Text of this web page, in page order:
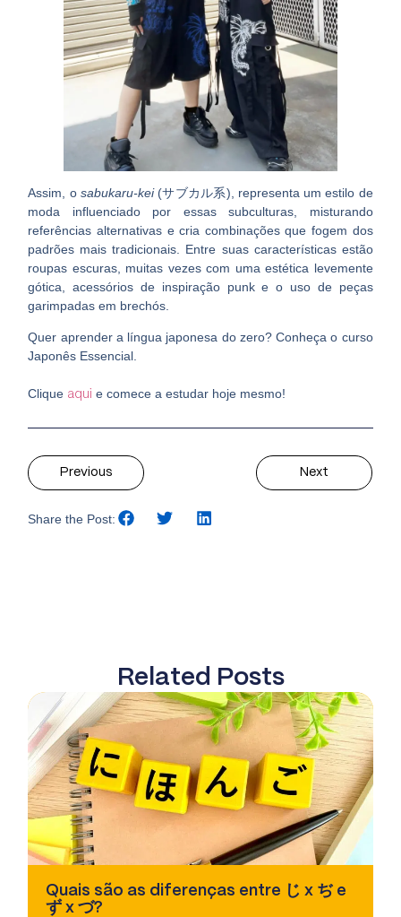
Assim, o sabukaru-kei(サブカル系), representa um estilo de
moda influenciado por essas subculturas, misturando
referências alternativas e cria combinações que fogem dos
padrões mais tradicionais. Entre suas características estão
roupas escuras, muitas vezes com umaestética levemente
gótica , acessórios de inspiração punk e o uso de peças
garimpadas em brechós.
Quer aprender a língua japonesa do zero? Conheça o curso
Japonês Essencial.
Clique aqui e comece a estudar hoje mesmo!
Previous Next
Share the Post:
Related Posts
Quais são as diferenças entre じ x ぢ e
ず x づ?